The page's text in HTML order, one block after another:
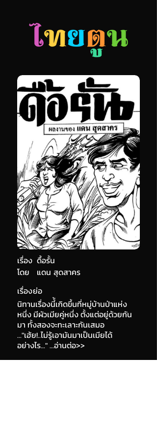
เรื่อง ดื้อรั้น
แดน สุดสาคร
โดย
เรื่องย่อ
นิทานเรื่องนี้้เกิดขึ้นที่หมู่บ้านป่าแห่ง
หนึ่ง มีผัวเมียคู่หนึ่ง ตั้งแต่อยู่ด้วยกัน
มา ทั้งสองจะทะเลาะกันเสมอ
..."เฮ้ย!..ไม่รู้เอามันมาเป็นเมียได้
อย่างไร..." ...อ่านต่อ>>